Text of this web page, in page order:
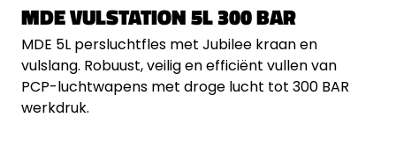
MDE VULSTATION 5L 300 BAR
MDE 5L persluchtfles met Jubilee kraan en
vulslang. Robuust, veilig en efficiënt vullen van
PCP-luchtwapens met droge lucht tot 300 BAR
werkdruk.